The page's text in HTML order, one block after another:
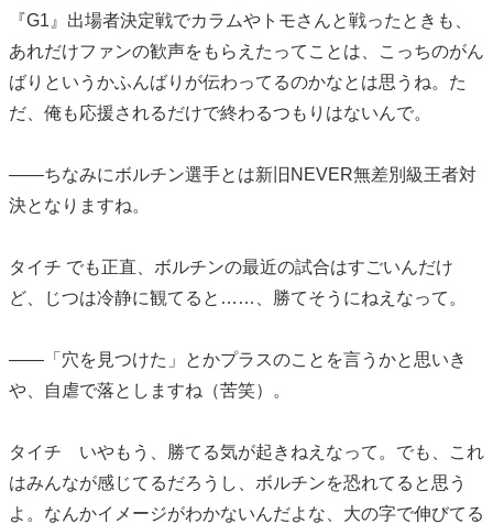
『G1』出場者決定戦でカラムやトモさんと戦ったときも、
あれだけファンの歓声をもらえたってことは、こっちのがん
ばりというかふんばりが伝わってるのかなとは思うね。た
だ、俺も応援されるだけで終わるつもりはないんで。
――ちなみにボルチン選手とは新旧NEVER無差別級王者対
決となりますね。
タイチ でも正直、ボルチンの最近の試合はすごいんだけ
ど、じつは冷静に観てると……、勝てそうにねえなって。
――「穴を見つけた」とかプラスのことを言うかと思いき
や、自虐で落としますね（苦笑）。
タイチ いやもう、勝てる気が起きねえなって。でも、これ
はみんなが感じてるだろうし、ボルチンを恐れてると思う
よ。なんかイメージがわかないんだよな、大の字で伸びてる